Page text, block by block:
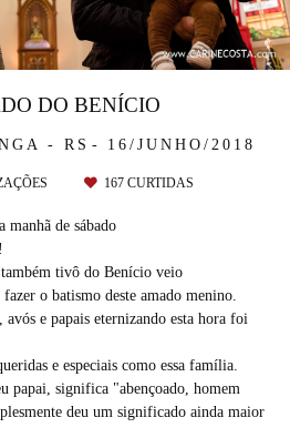
- RS 16/JUNHO/2018
DO BENÍCIO
167 CURTIDAS
manhã de sábado
tivô do Benício veio
o batismo deste amado menino.
e papais eternizando esta hora foi
e especiais como essa família.
papai, significa "abençoado, homem
deu um significado ainda maior